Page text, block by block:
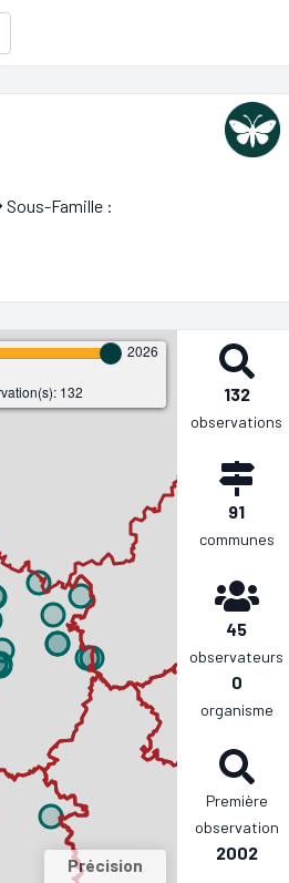
Sous-Famille :
2026
132
Précision
132
observations
91
communes
45
observateurs
0
organisme
Première
observation
2002